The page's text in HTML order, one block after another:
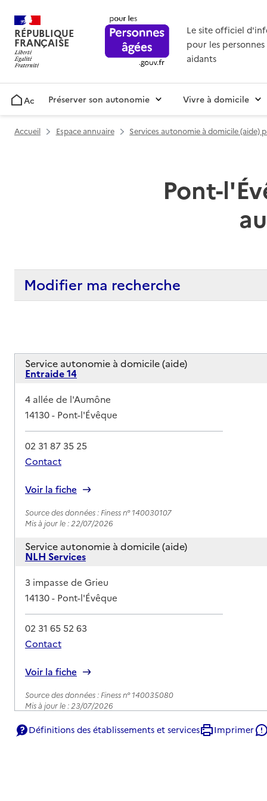
RÉPUBLIQUE
FRANÇAISE
Le site officiel
pour les personnes
aidants
AccueilPréserver son autonomie Vivre à domicile
Accueil Espace annuaire Services autonomie à domicile (aide)
Pont-
Modifier ma recherche
Service autonomie à domicile (aide)
Entraide 14
Adresse
4 allée de l'Aumône
14130- Pont-l'Évêque
02 31 87 35 25
Contact
Voir la fiche
Source des données : Finess n° 140030107
Mis à jour le : 22/07/2026
Service autonomie à domicile (aide)
NLH Services
Adresse
3 impasse de Grieu
14130- Pont-l'Évêque
02 31 65 52 63
Contact
Voir la fiche
Source des données : Finess n° 140035080
Mis à jour le : 23/07/2026
Service autonomie à domicile (aide)
Services ADMR
Définitions des établissements et services Imprimer